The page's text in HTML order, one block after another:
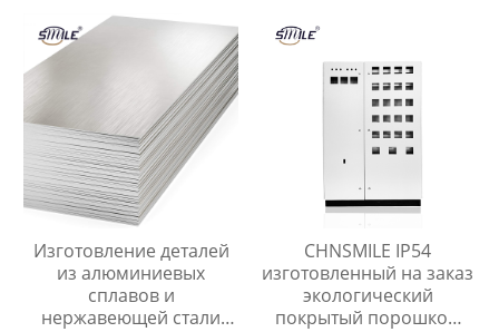
водонепроницаемым
наружным
управлением
интеллектуальный
безопасный шкафчик
для хранения
Изготовление деталей
из алюминиевых
сплавов и
нержавеющей стали
CHNSMILE IP54
изготовленный на заказ
экологический
покрытый порошком